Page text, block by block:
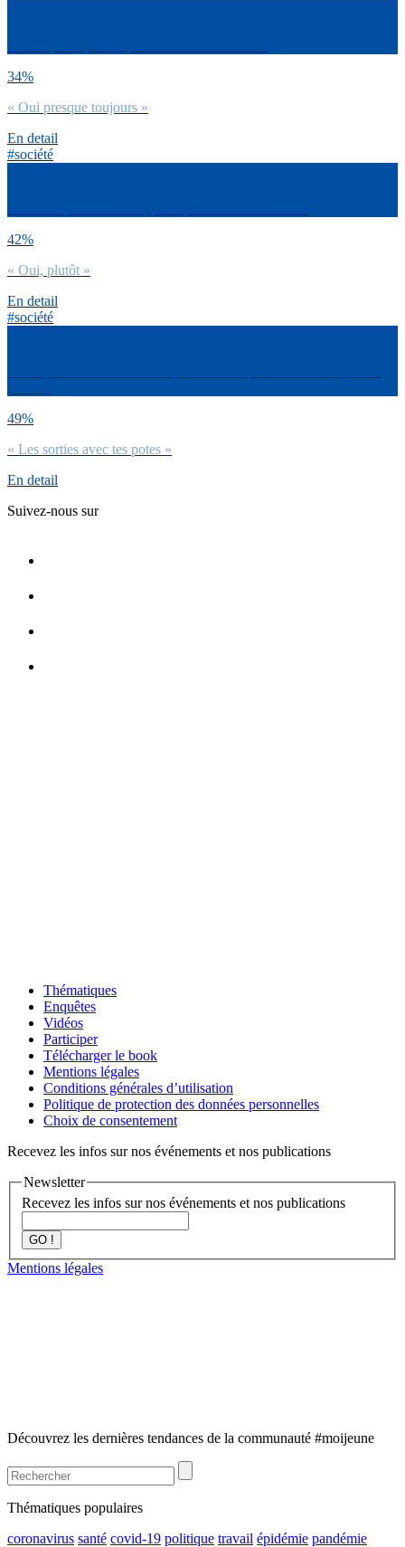
34%
« Oui presque toujours »
En detail
#société
42%
« Oui, plutôt »
En detail
#société
49%
« Les sorties avec tes potes »
En detail
Suivez-nous sur
Thématiques
Enquêtes
Vidéos
Participer
Télécharger le book
Mentions légales
Conditions générales d’utilisation
Politique de protection des données personnelles
Choix de consentement
Recevez les infos sur nos événements et nos publications
Newsletter
Recevez les infos sur nos événements et nos publications
GO !
Mentions légales
Découvrez les dernières tendances de la communauté #moijeune
Thématiques populaires
coronavirus santé covid-19 politique travail épidémie pandémie